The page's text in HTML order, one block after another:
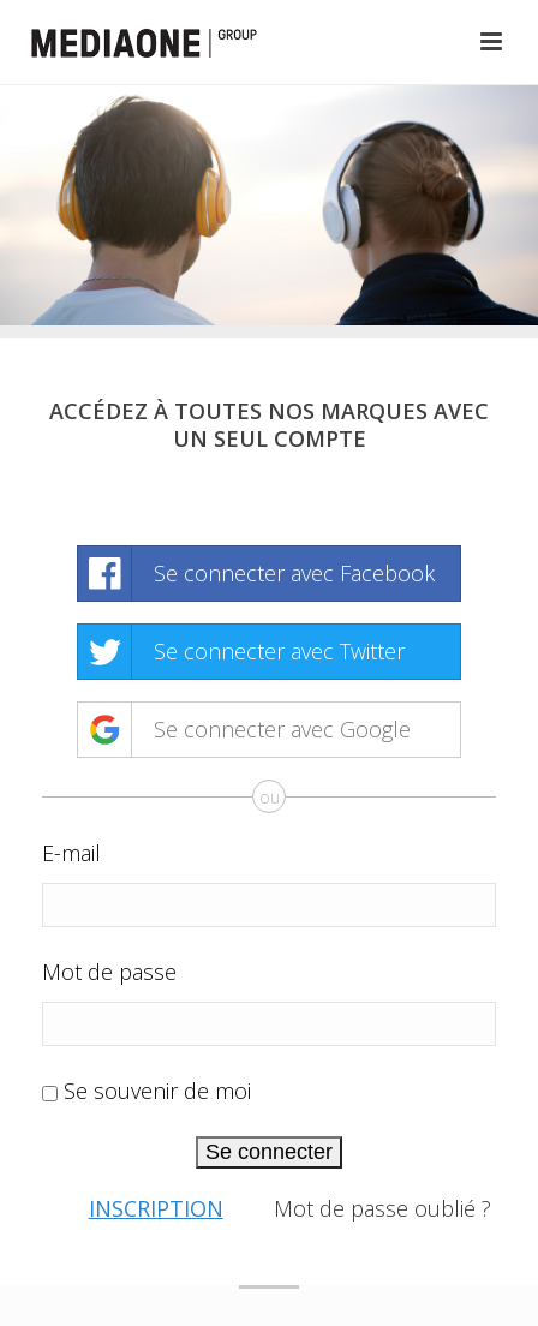
ACCÉDEZ À TOUTES NOS MARQUES AVEC
UN SEUL COMPTE
Se connecter avec Facebook
Se connecter avec Twitter
Se connecter avec Google
ou
E-mail
Mot de passe
Se souvenir de moi
Se connecter
INSCRIPTION Mot de passe oublié ?